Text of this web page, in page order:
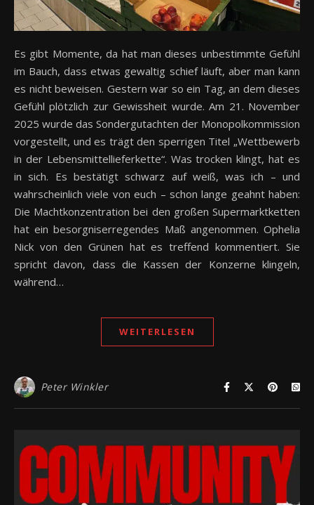
Es gibt Momente, da hat man dieses unbestimmte Gefühl
im Bauch, dass etwas gewaltig schief läuft, aber man kann
es nicht beweisen. Gestern war so ein Tag, an dem dieses
Gefühl plötzlich zur Gewissheit wurde. Am 21. November
2025 wurde das Sondergutachten der Monopolkommission
vorgestellt, und es trägt den sperrigen Titel „Wettbewerb
in der Lebensmittellieferkette“. Was trocken klingt, hat es
in sich. Es bestätigt schwarz auf weiß, was ich – und
wahrscheinlich viele von euch – schon lange geahnt haben:
Die Machtkonzentration bei den großen Supermarktketten
hat ein besorgniserregendes Maß angenommen. Ophelia
Nick von den Grünen hat es treffend kommentiert. Sie
spricht davon, dass die Kassen der Konzerne klingeln,
während…
WEITERLESEN
Peter Winkler